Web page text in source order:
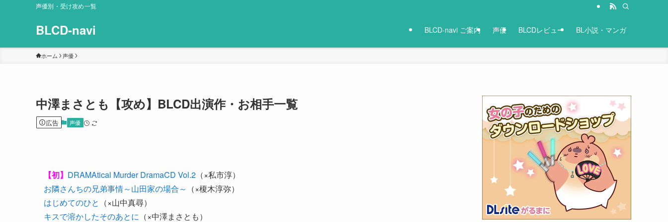
声優別・受け攻め一覧
BLCD-navi BLCD-navi ご案内 声優 BLCDレビュー BL小説・マンガ
ホーム 声優
中澤まさとも【攻め】BLCD出演作・お相手一覧
広告 声優
【初】 DRAMAtical Murder DramaCD Vol.2 （×私市淳）
お隣さんちの兄弟事情～山田家の場合～ （×榎木淳弥）
はじめてのひと （×山中真尋）
キスで溶かしたそのあとに （×中澤まさとも）